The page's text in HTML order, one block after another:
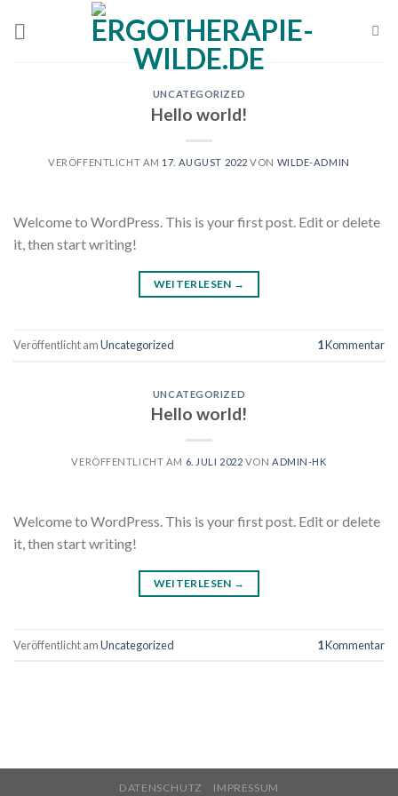
UNCATEGORIZED
Hello world!
VERÖFFENTLICHT AM 17. AUGUST 2022 VON WILDE-ADMIN
Welcome to WordPress. This is your first post. Edit or delete
it, then start writing!
WEITERLESEN →
Veröffentlicht amUncategorized 1Kommentar
UNCATEGORIZED
Hello world!
VERÖFFENTLICHT AM 6. JULI 2022 VONADMIN-HK
Welcome to WordPress. This is your first post. Edit or delete
it, then start writing!
WEITERLESEN →
Veröffentlicht amUncategorized 1Kommentar
DATENSCHUTZ IMPRESSUM